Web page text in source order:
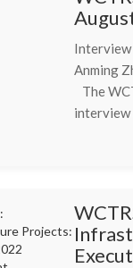
Interview
The
interview